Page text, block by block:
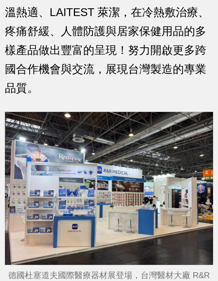
溫熱適、LAITEST 萊潔，在冷熱敷治療、
疼痛舒緩、人體防護與居家保健用品的多
樣產品做出豐富的呈現！努力開啟更多跨
國合作機會與交流，展現台灣製造的專業
品質。
德國杜塞道夫國際醫療器材展登場，台灣醫材大廠 R&R